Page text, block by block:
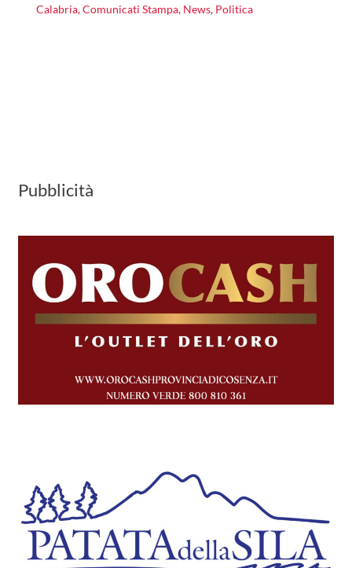
Calabria,Comunicati Stampa, News, Politica
Pubblicità